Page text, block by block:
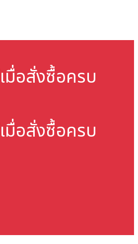
เมื่อสั่งซื้อครบ
เมื่อสั่งซื้อครบ